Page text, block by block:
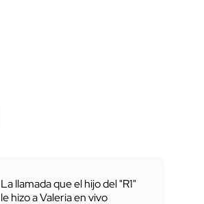
La llamada que el hijo del "R1"
le hizo a Valeria en vivo